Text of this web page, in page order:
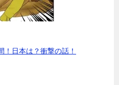
！日本は？衝撃の話！